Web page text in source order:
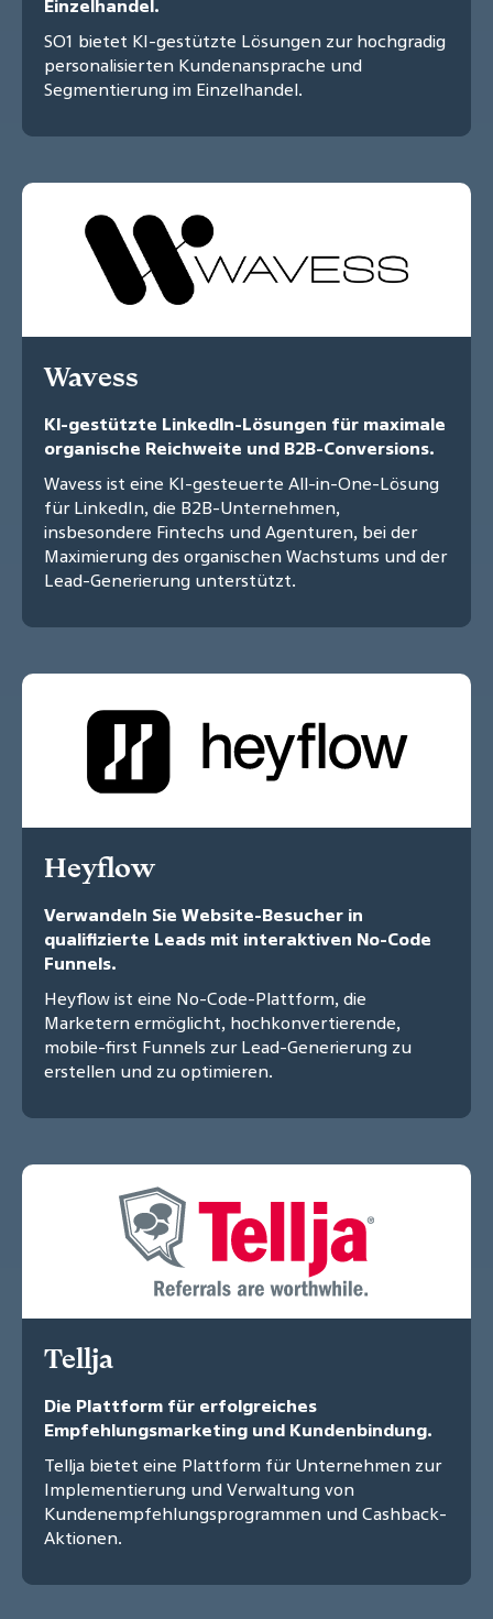
Einzelhandel.
SO1 bietet KI-gestützte Lösungen zur hochgradig
personalisierten Kundenansprache und
Segmentierung im Einzelhandel.
Wavess
KI-gestützte LinkedIn-Lösungen für maximale
organische Reichweite und B2B-Conversions.
Wavess ist eine KI-gesteuerte All-in-One-Lösung
für LinkedIn, die B2B-Unternehmen,
insbesondere Fintechs und Agenturen, bei der
Maximierung des organischen Wachstums und der
Lead-Generierung unterstützt.
Heyflow
Verwandeln Sie Website-Besucher in
qualifizierte Leads mit interaktiven No-Code
Funnels.
Heyflow ist eine No-Code-Plattform, die
Marketern ermöglicht, hochkonvertierende,
mobile-first Funnels zur Lead-Generierung zu
erstellen und zu optimieren.
Tellja
Die Plattform für erfolgreiches
Empfehlungsmarketing und Kundenbindung.
Tellja bietet eine Plattform für Unternehmen zur
Implementierung und Verwaltung von
Kundenempfehlungsprogrammen und Cashback-
Aktionen.